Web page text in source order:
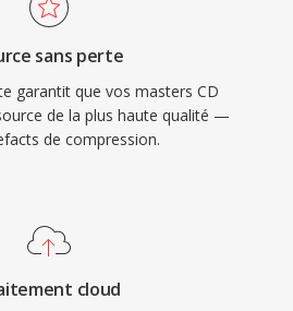
sans perte
garantit que vos masters CD
de la plus haute qualité —
de compression.
cloud